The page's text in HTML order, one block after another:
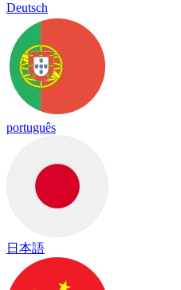
Deutsch
português
日本語